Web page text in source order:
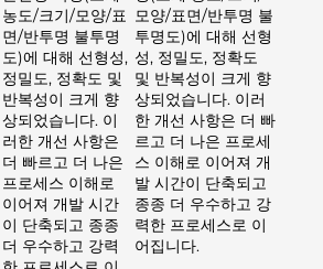
모양/표면/반투명 불
투명도)에 대해 선형
성, 정밀도, 정확도
및 반복성이 크게 향
상되었습니다. 이러
한 개선 사항은 더 빠
르고 더 나은 프로세
스 이해로 이어져 개
발 시간이 단축되고
종종 더 우수하고 강
력한 프로세스로 이
어집니다.
농도/크기/모양/표
면/반투명 불투명
도)에 대해 선형성,
정밀도, 정확도 및
반복성이 크게 향
상되었습니다. 이
러한 개선 사항은
더 빠르고 더 나은
프로세스 이해로
이어져 개발 시간
이 단축되고 종종
더 우수하고 강력